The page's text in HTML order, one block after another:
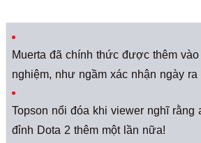
Muerta đã chính thức được thêm
nghiệm, như ngầm xác nhận ngày
​Topson nổi đóa khi viewer nghĩ rằng
đỉnh Dota 2 thêm một lần nữa!